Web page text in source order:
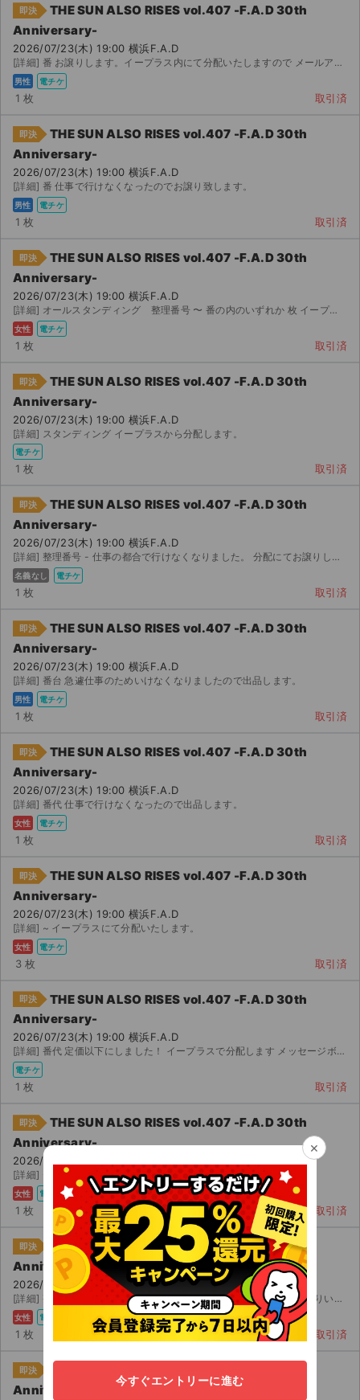
即決
THE SUN ALSO RISES vol.407 -F.A.D 30th
Anniversary-
2026/07/23(木) 19:00 横浜F.A.D
[詳細] 番 お譲りします。イープラス内にて分配いたしますので メールアドレスをご提示して頂ける方...
男性 電チケ
1 枚 取引済
即決
THE SUN ALSO RISES vol.407 -F.A.D 30th
Anniversary-
2026/07/23(木) 19:00 横浜F.A.D
[詳細] 番 仕事で行けなくなったのでお譲り致します。
男性 電チケ
1 枚 取引済
即決
THE SUN ALSO RISES vol.407 -F.A.D 30th
Anniversary-
2026/07/23(木) 19:00 横浜F.A.D
[詳細] オールスタンディング 整理番号 〜 番の内のいずれか 枚 イープラスのスマチケで分配します。...
女性 電チケ
1 枚 取引済
即決
THE SUN ALSO RISES vol.407 -F.A.D 30th
Anniversary-
2026/07/23(木) 19:00 横浜F.A.D
[詳細] スタンディング イープラスから分配します。
電チケ
1 枚 取引済
即決
THE SUN ALSO RISES vol.407 -F.A.D 30th
Anniversary-
2026/07/23(木) 19:00 横浜F.A.D
[詳細] 整理番号 - 仕事の都合で行けなくなりました。 分配にてお譲りします。 お値下げ可。
名義なし 電チケ
1 枚 取引済
即決
THE SUN ALSO RISES vol.407 -F.A.D 30th
Anniversary-
2026/07/23(木) 19:00 横浜F.A.D
[詳細] 番台 急遽仕事のためいけなくなりましたので出品します。
男性 電チケ
1 枚 取引済
即決
THE SUN ALSO RISES vol.407 -F.A.D 30th
Anniversary-
2026/07/23(木) 19:00 横浜F.A.D
[詳細] 番代 仕事で行けなくなったので出品します。
女性 電チケ
1 枚 取引済
即決
THE SUN ALSO RISES vol.407 -F.A.D 30th
Anniversary-
2026/07/23(木) 19:00 横浜F.A.D
[詳細] ~ イープラスにて分配いたします。
女性 電チケ
3 枚 取引済
即決
THE SUN ALSO RISES vol.407 -F.A.D 30th
Anniversary-
2026/07/23(木) 19:00 横浜F.A.D
[詳細] 番代 定価以下にしました！ イープラスで分配します メッセージボードで を載せますので...
電チケ
1 枚 取引済
即決
THE SUN ALSO RISES vol.407 -F.A.D 30th
Anniversary-
2026/07/23(木) 19:00 横浜F.A.D
[詳細] 〜 番台 行けなくなったため出品します
女性 電チケ
1 枚 取引済
即決
THE SUN ALSO RISES vol.407 -F.A.D 30th
Anniversary-
2026/07/23(木) 19:00 横浜F.A.D
[詳細] 整理番号 番 急遽仕事で行けなくなってしまったので一枚お譲りいたします (_ _) 定...
女性 電チケ
1 枚 取引済
即決
Anniversary-
×
今すぐエントリーに進む